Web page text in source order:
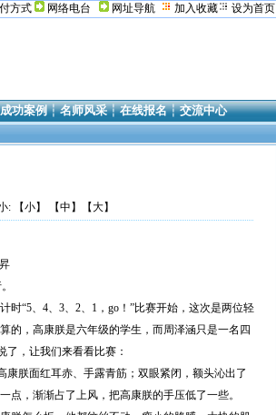
方式 网络电台 网址导航 加入收藏 设为首页
成功案例 ┆ 名师风采 ┆ 在线报名 ┆ 交流中心
: 【小】 【中 】【大】
“5、4、3、2、1，go！”比赛开始，这次是两位轻
的，高康朕是六年级的学生，而周泽涵只是一名四
了，让我们来看看比赛：
朕面红耳赤、手露青筋；双眼紧闭，额头沁出了
，渐渐占了上风，把高康朕的手压低了一些。